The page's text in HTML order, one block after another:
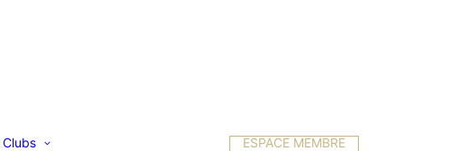
Clubs
ESPACE MEMBRE